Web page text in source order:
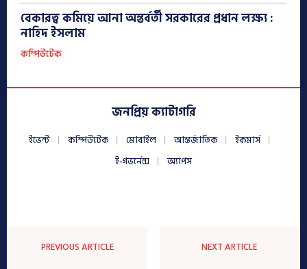
বেকারত্ব কমিয়ে আনা অন্তর্বর্তী সরকারের প্রধান লক্ষ্য :
নাহিদ ইসলাম
কম্পিউটেক
জনপ্রিয় ক্যাটাগরি
ইভেন্ট কম্পিউটেক মোবাইল আন্তর্জাতিক
ইকমার্স
ই-গভর্নেন্স
অ্যাপস
PREVIOUS ARTICLE
NEXT ARTICLE